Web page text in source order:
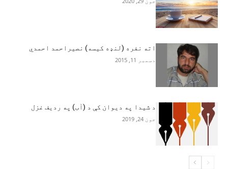
اته نفره (لنډه کیسه) نصيراحمد احمدي
دسمبر 11, 2015
د شيدا په ديوان کې د (آب) په رديف غزل
جون 24, 2019